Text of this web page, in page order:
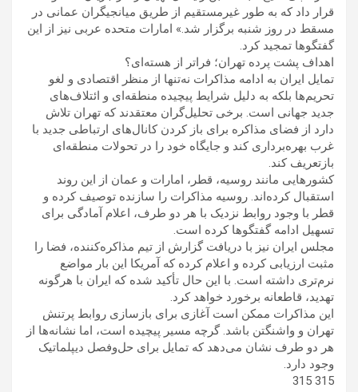
قرار داد که به طور غیرمستقیم از طریق میانجیگران عمانی در
مسقط در روز شنبه برگزار شد.» امارات متحده عربی نیز از این
گفتگوها تمجید کرد.
اهداف پشت پرده تهران؛ فراتر از هسته‌ای؟
تمایل ایران به ادامه مذاکرات نه‌تنها از منظر اقتصادی و لغو
تحریم‌ها بلکه به دلیل شرایط پیچیده منطقه‌ای و ائتلاف‌های
جدید جهانی است. برخی تحلیل‌گران معتقدند که تهران تلاش
دارد از فضای مذاکره برای باز کردن کانال‌های ارتباطی جدید با
غرب بهره‌برداری کند و جایگاه خود را در تحولات منطقه‌ای
بازتعریف کند.
کشورهایی مانند روسیه، قطر، امارات و عمان از این روند
استقبال کرده‌اند. روسیه مذاکرات را سازنده توصیف کرده و
قطر با وجود روابط نزدیک با هر دو طرف، اعلام آمادگی برای
تسهیل ادامه گفتگوها کرده است.
مجلس ایران نیز با دریافت گزارش از تیم مذاکره‌کننده، فضا را
مثبت ارزیابی کرده و اعلام کرده که آمریکا این بار مواضع
نرم‌تری داشته است. با این حال تأکید شده که ایران با هرگونه
تهدید، قاطعانه برخورد خواهد کرد.
این مذاکرات ممکن است آغازی برای بازسازی روابط پرتنش
تهران و واشنگتن باشد. گرچه مسیر پیچیده است، اما نشانه‌ها از
هر دو طرف نشان می‌دهد که تمایل برای حل‌وفصل دیپلماتیک
وجود دارد.
315 315